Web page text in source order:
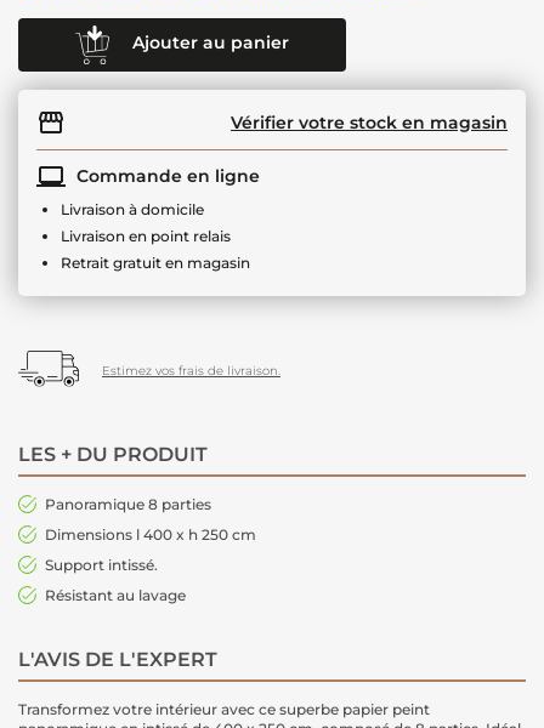
Ajouter au panier
Vérifier votre stock en magasin
Commande en ligne
Livraison à domicile
Livraison en point relais
Retrait gratuit en magasin
Estimez vos frais de livraison.
LES + DU PRODUIT
Panoramique 8 parties
Dimensions l 400 x h 250 cm
Support intissé.
Résistant au lavage
L'AVIS DE L'EXPERT
Transformez votre intérieur avec ce superbe papier peint